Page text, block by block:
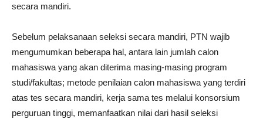
secara mandiri.
Sebelum pelaksanaan seleksi secara mandiri, PTN wajib
mengumumkan beberapa hal, antara lain jumlah calon
mahasiswa yang akan diterima masing-masing program
studi/fakultas; metode penilaian calon mahasiswa yang terdiri
atas tes secara mandiri, kerja sama tes melalui konsorsium
perguruan tinggi, memanfaatkan nilai dari hasil seleksi